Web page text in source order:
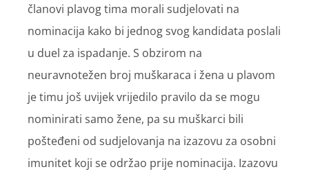
članovi plavog tima morali sudjelovati na
nominacija kako bi jednog svog kandidata poslali
u duel za ispadanje. S obzirom na
neuravnotežen broj muškaraca i žena u plavom
je timu još uvijek vrijedilo pravilo da se mogu
nominirati samo žene, pa su muškarci bili
pošteđeni od sudjelovanja na izazovu za osobni
imunitet koji se održao prije nominacija. Izazovu